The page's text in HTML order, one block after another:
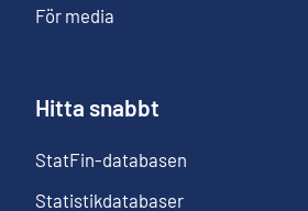
För media
Hitta snabbt
StatFin-databasen
Statistikdatabaser